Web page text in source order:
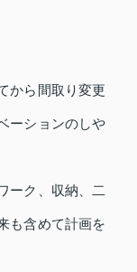
から間取り変更
ーションのしや
ーク、収納、二
も含めて計画を